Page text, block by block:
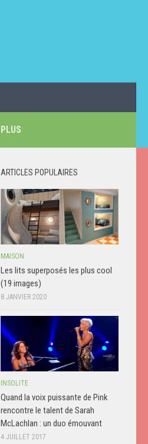
PLUS
ARTICLES POPULAIRES
MAISON
Les lits superposés les plus cool
(19 images)
8 JANVIER 2020
INSOLITE
Quand la voix puissante de Pink
rencontre le talent de Sarah
McLachlan : un duo émouvant
4 JUILLET 2017